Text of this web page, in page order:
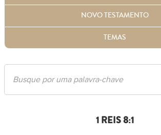
NOVO TESTAMENTO
TEMAS
1 REIS 8:1